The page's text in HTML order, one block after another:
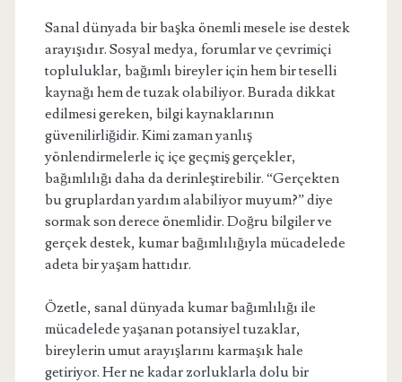
Sanal dünyada bir başka önemli mesele ise destek
arayışıdır. Sosyal medya, forumlar ve çevrimiçi
topluluklar, bağımlı bireyler için hem bir teselli
kaynağı hem de tuzak olabiliyor. Burada dikkat
edilmesi gereken, bilgi kaynaklarının
güvenilirliğidir. Kimi zaman yanlış
yönlendirmelerle iç içe geçmiş gerçekler,
bağımlılığı daha da derinleştirebilir. “Gerçekten
bu gruplardan yardım alabiliyor muyum?” diye
sormak son derece önemlidir. Doğru bilgiler ve
gerçek destek, kumar bağımlılığıyla mücadelede
adeta bir yaşam hattıdır.
Özetle, sanal dünyada kumar bağımlılığı ile
mücadelede yaşanan potansiyel tuzaklar,
bireylerin umut arayışlarını karmaşık hale
getiriyor. Her ne kadar zorluklarla dolu bir